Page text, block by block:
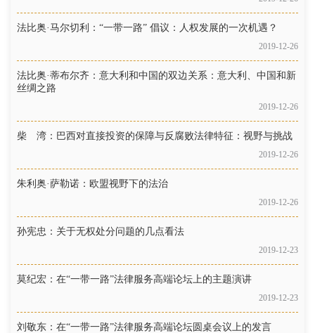
法比奥·马尔切利：“一带一路” 倡议：人权发展的一次机遇？
2019-12-26
法比奥·蒂布尔齐：意大利和中国的双边关系：意大利、中国和新
丝绸之路
2019-12-26
柴 湾：巴西对直接投资的保障与反腐败法律特征：视野与挑战
2019-12-26
朱利奥·萨勒诺：欧盟视野下的法治
2019-12-26
孙宪忠：关于无权处分问题的几点看法
2019-12-23
莫纪宏：在“一带一路”法律服务高端论坛上的主题演讲
2019-12-23
刘敬东：在“一带一路”法律服务高端论坛圆桌会议上的发言